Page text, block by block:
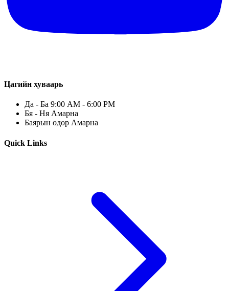
Цагийн хуваарь
Да - Ба 9:00 AM - 6:00 PM
Бя - Ня Амарна
Баярын өдөр Амарна
Quick Links